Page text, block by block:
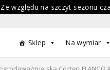
względu na szczyt sezonu
Sklep Na wymiar